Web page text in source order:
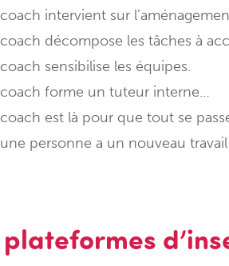
intervient sur
décompose les tâches à
sensibilise les équipes.
forme un tuteur interne…
est là pour que tout se
personne a un nouveau
plateformes